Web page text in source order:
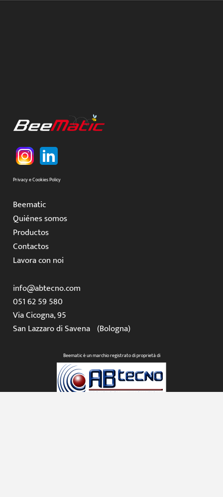
Privacy e Cookies Policy
Beematic
Quiénes somos
Productos
Contactos
Lavora con noi
info@abtecno.com
051 62 59 580
Via Cicogna, 95
San Lazzaro di Savena (Bologna)
Beematic è un marchio registrato di proprietà di